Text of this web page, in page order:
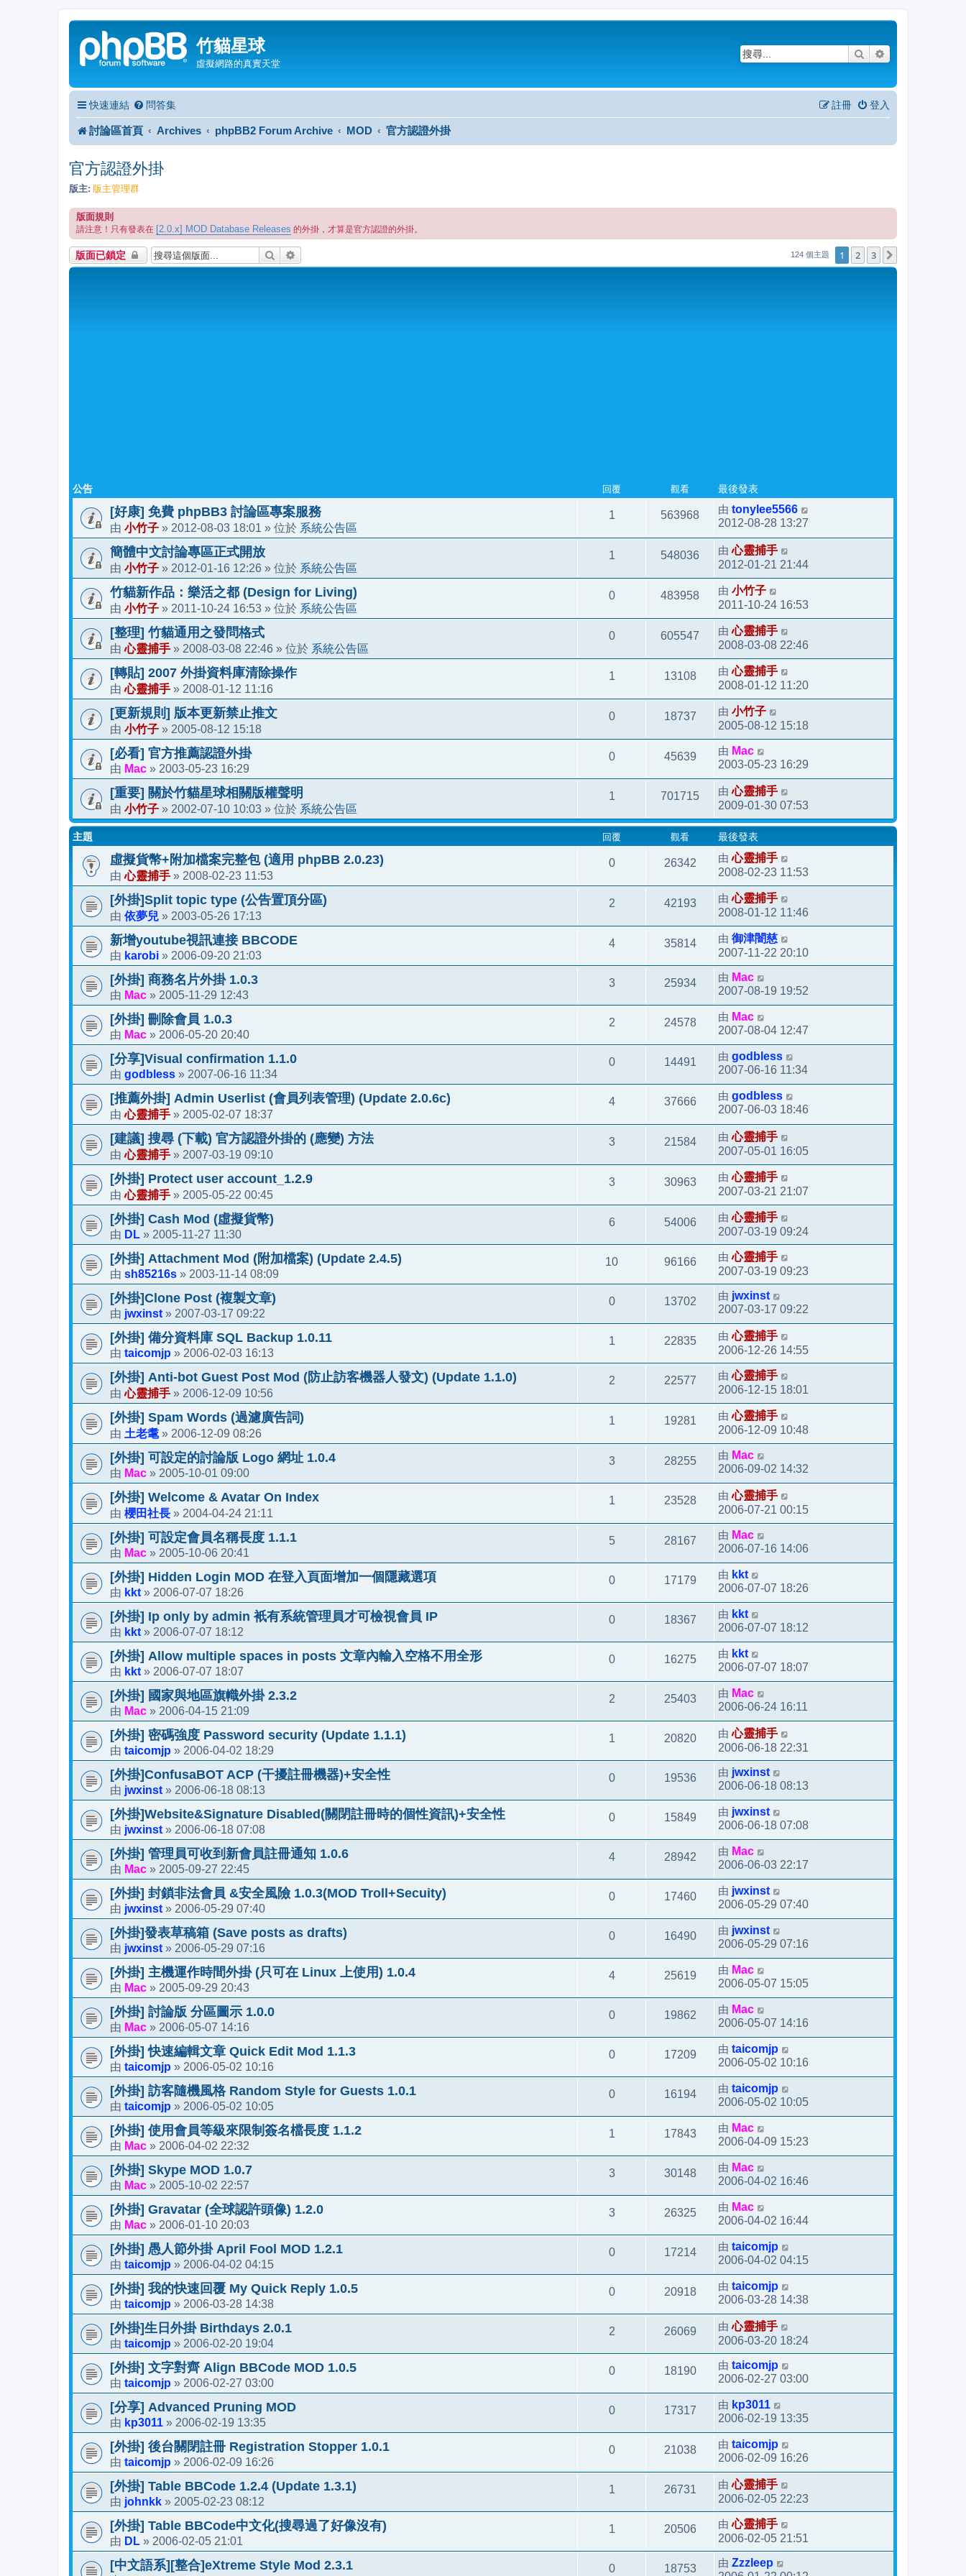
竹貓星球
虛擬網路的真實天堂
搜尋
快速連結 問答集 登入
註冊
討論區首頁 Archives phpBB2 Forum Archive MOD 官方認證外掛
官方認證外掛
版主: 版主管理群
版面規則
請注意！只有發表在 [2.0.x] MOD Database Releases 的外掛，才算是官方認證的外掛。
版面已鎖定 搜尋 124 個主題 1 2 3
公告 回覆 觀看 最後發表
[好康] 免費 phpBB3 討論區專案服務
由 小竹子 » 2012-08-03 18:01 » 位於 系統公告區
1 563968 由 tonylee5566
2012-08-28 13:27
簡體中文討論專區正式開放
由 小竹子 » 2012-01-16 12:26 » 位於 系統公告區
1 548036 由心靈捕手
2012-01-21 21:44
竹貓新作品：樂活之都 (Design for Living)
由 小竹子 » 2011-10-24 16:53 » 位於 系統公告區
0 483958 由 小竹子
2011-10-24 16:53
[整理] 竹貓通用之發問格式
由心靈捕手 » 2008-03-08 22:46 » 位於 系統公告區
0 605547 由心靈捕手
2008-03-08 22:46
[轉貼] 2007 外掛資料庫清除操作
由心靈捕手 » 2008-01-12 11:16
1 13108 由心靈捕手
2008-01-12 11:20
[更新規則] 版本更新禁止推文
由 小竹子 » 2005-08-12 15:18
0 18737 由 小竹子
2005-08-12 15:18
[必看] 官方推薦認證外掛
由 Mac » 2003-05-23 16:29
0 45639 由 Mac
2003-05-23 16:29
[重要] 關於竹貓星球相關版權聲明
由 小竹子 » 2002-07-10 10:03 » 位於 系統公告區
1 701715 由心靈捕手
2009-01-30 07:53
主題 回覆 觀看 最後發表
虛擬貨幣+附加檔案完整包 (適用 phpBB 2.0.23)
由心靈捕手 » 2008-02-23 11:53
0 26342 由心靈捕手
2008-02-23 11:53
[外掛]Split topic type (公告置頂分區)
由 依夢兒 » 2003-05-26 17:13
2 42193 由心靈捕手
2008-01-12 11:46
新增youtube視訊連接 BBCODE
由 karobi » 2006-09-20 21:03
4 35814 由 御津闇慈
2007-11-22 20:10
[外掛] 商務名片外掛 1.0.3
由 Mac » 2005-11-29 12:43
3 25934 由 Mac
2007-08-19 19:52
[外掛] 刪除會員 1.0.3
由 Mac » 2006-05-20 20:40
2 24578 由 Mac
2007-08-04 12:47
[分享]Visual confirmation 1.1.0
由 godbless » 2007-06-16 11:34
0 14491 由 godbless
2007-06-16 11:34
[推薦外掛] Admin Userlist (會員列表管理) (Update 2.0.6c)
由心靈捕手 » 2005-02-07 18:37
4 37666 由 godbless
2007-06-03 18:46
[建議] 搜尋 (下載) 官方認證外掛的 (應變) 方法
由心靈捕手 » 2007-03-19 09:10
3 21584 由心靈捕手
2007-05-01 16:05
[外掛] Protect user account_1.2.9
由心靈捕手 » 2005-05-22 00:45
3 30963 由心靈捕手
2007-03-21 21:07
[外掛] Cash Mod (虛擬貨幣)
由 DL » 2005-11-27 11:30
6 54006 由心靈捕手
2007-03-19 09:24
[外掛] Attachment Mod (附加檔案) (Update 2.4.5)
由 sh85216s » 2003-11-14 08:09
10 96166 由心靈捕手
2007-03-19 09:23
[外掛]Clone Post (複製文章)
由 jwxinst » 2007-03-17 09:22
0 13702 由 jwxinst
2007-03-17 09:22
[外掛] 備分資料庫 SQL Backup 1.0.11
由 taicomjp » 2006-02-03 16:13
1 22835 由心靈捕手
2006-12-26 14:55
[外掛] Anti-bot Guest Post Mod (防止訪客機器人發文) (Update 1.1.0)
由心靈捕手 » 2006-12-09 10:56
2 22577 由心靈捕手
2006-12-15 18:01
[外掛] Spam Words (過濾廣告詞)
由 土老耄 » 2006-12-09 08:26
1 19281 由心靈捕手
2006-12-09 10:48
[外掛] 可設定的討論版 Logo 網址 1.0.4
由 Mac » 2005-10-01 09:00
3 28255 由 Mac
2006-09-02 14:32
[外掛] Welcome & Avatar On Index
由 櫻田社長 » 2004-04-24 21:11
1 23528 由心靈捕手
2006-07-21 00:15
[外掛] 可設定會員名稱長度 1.1.1
由 Mac » 2005-10-06 20:41
5 28167 由 Mac
2006-07-16 14:06
[外掛] Hidden Login MOD 在登入頁面增加一個隱藏選項
由 kkt » 2006-07-07 18:26
0 17179 由 kkt
2006-07-07 18:26
[外掛] Ip only by admin 衹有系統管理員才可檢視會員 IP
由 kkt » 2006-07-07 18:12
0 18367 由 kkt
2006-07-07 18:12
[外掛] Allow multiple spaces in posts 文章內輸入空格不用全形
由 kkt » 2006-07-07 18:07
0 16275 由 kkt
2006-07-07 18:07
[外掛] 國家與地區旗幟外掛 2.3.2
由 Mac » 2006-04-15 21:09
2 25403 由 Mac
2006-06-24 16:11
[外掛] 密碼強度 Password security (Update 1.1.1)
由 taicomjp » 2006-04-02 18:29
1 20820 由心靈捕手
2006-06-18 22:31
[外掛]ConfusaBOT ACP (干擾註冊機器)+安全性
由 jwxinst » 2006-06-18 08:13
0 19536 由 jwxinst
2006-06-18 08:13
[外掛]Website&Signature Disabled(關閉註冊時的個性資訊)+安全性
由 jwxinst » 2006-06-18 07:08
0 15849 由 jwxinst
2006-06-18 07:08
[外掛] 管理員可收到新會員註冊通知 1.0.6
由 Mac » 2005-09-27 22:45
4 28942 由 Mac
2006-06-03 22:17
[外掛] 封鎖非法會員 &安全風險 1.0.3(MOD Troll+Secuity)
由 jwxinst » 2006-05-29 07:40
0 17460 由 jwxinst
2006-05-29 07:40
[外掛]發表草稿箱 (Save posts as drafts)
由 jwxinst » 2006-05-29 07:16
0 16490 由 jwxinst
2006-05-29 07:16
[外掛] 主機運作時間外掛 (只可在 Linux 上使用) 1.0.4
由 Mac » 2005-09-29 20:43
4 25619 由 Mac
2006-05-07 15:05
[外掛] 討論版 分區圖示 1.0.0
由 Mac » 2006-05-07 14:16
0 19862 由 Mac
2006-05-07 14:16
[外掛] 快速編輯文章 Quick Edit Mod 1.1.3
由 taicomjp » 2006-05-02 10:16
0 17209 由 taicomjp
2006-05-02 10:16
[外掛] 訪客隨機風格 Random Style for Guests 1.0.1
由 taicomjp » 2006-05-02 10:05
0 16194 由 taicomjp
2006-05-02 10:05
[外掛] 使用會員等級來限制簽名檔長度 1.1.2
由 Mac » 2006-04-02 22:32
1 17843 由 Mac
2006-04-09 15:23
[外掛] Skype MOD 1.0.7
由 Mac » 2005-10-02 22:57
3 30148 由 Mac
2006-04-02 16:46
[外掛] Gravatar (全球認許頭像) 1.2.0
由 Mac » 2006-01-10 20:03
3 26325 由 Mac
2006-04-02 16:44
[外掛] 愚人節外掛 April Fool MOD 1.2.1
由 taicomjp » 2006-04-02 04:15
0 17214 由 taicomjp
2006-04-02 04:15
[外掛] 我的快速回覆 My Quick Reply 1.0.5
由 taicomjp » 2006-03-28 14:38
0 20918 由 taicomjp
2006-03-28 14:38
[外掛]生日外掛 Birthdays 2.0.1
由 taicomjp » 2006-02-20 19:04
2 26069 由心靈捕手
2006-03-20 18:24
[外掛] 文字對齊 Align BBCode MOD 1.0.5
由 taicomjp » 2006-02-27 03:00
0 18190 由 taicomjp
2006-02-27 03:00
[分享] Advanced Pruning MOD
由 kp3011 » 2006-02-19 13:35
0 17317 由 kp3011
2006-02-19 13:35
[外掛] 後台關閉註冊 Registration Stopper 1.0.1
由 taicomjp » 2006-02-09 16:26
0 21038 由 taicomjp
2006-02-09 16:26
[外掛] Table BBCode 1.2.4 (Update 1.3.1)
由 johnkk » 2005-02-23 08:12
1 26731 由心靈捕手
2006-02-05 22:23
[外掛] Table BBCode中文化(搜尋過了好像沒有)
由 DL » 2006-02-05 21:01
1 20506 由心靈捕手
2006-02-05 21:51
[中文語系][整合]eXtreme Style Mod 2.3.1 0 18753 由 Zzzleep